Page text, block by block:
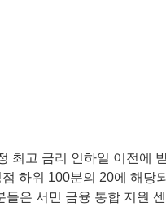
최고 금리 인하일 이전에
하위 100분의 20에 해당
은 서민 금융 통합 지원